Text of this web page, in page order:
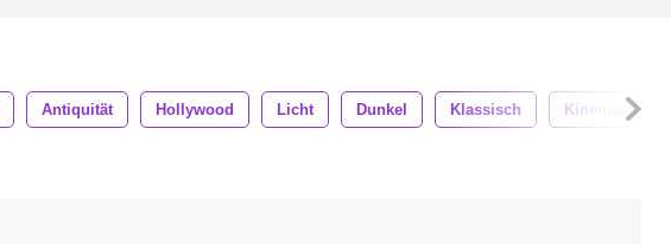
Antiquität Hollywood Licht Dunkel Klassisch